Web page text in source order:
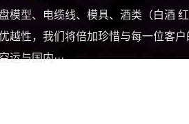
模型、电缆线、模具、酒类（白酒
越性，我们将倍加珍惜与每一位客
运与国内···